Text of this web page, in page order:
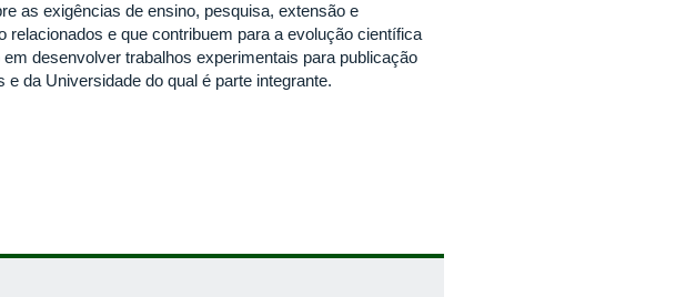
as exigências de ensino, pesquisa, extensão e
e que contribuem para a evolução científica
desenvolver trabalhos experimentais para publicação
da Universidade do qual é parte integrante.